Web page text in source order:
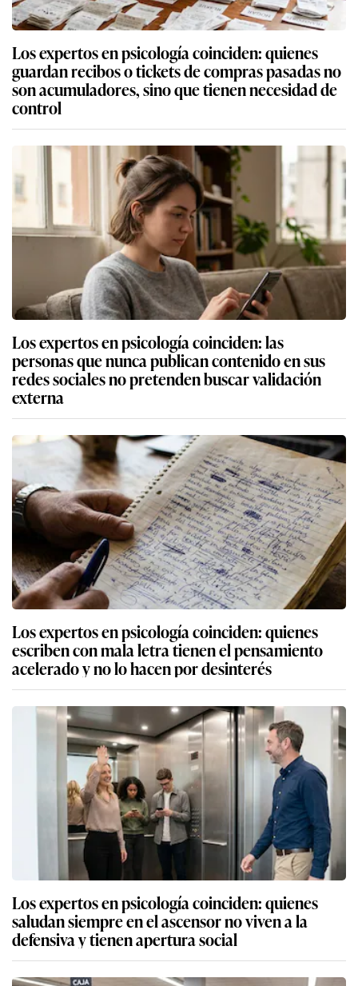
Los expertos en psicología coinciden: quienes
guardan recibos o tickets de compras pasadas no
son acumuladores, sino que tienen necesidad de
control
Los expertos en psicología coinciden: las
personas que nunca publican contenido en sus
redes sociales no pretenden buscar validación
externa
Los expertos en psicología coinciden: quienes
escriben con mala letra tienen el pensamiento
acelerado y no lo hacen por desinterés
Los expertos en psicología coinciden: quienes
saludan siempre en el ascensor no viven a la
defensiva y tienen apertura social